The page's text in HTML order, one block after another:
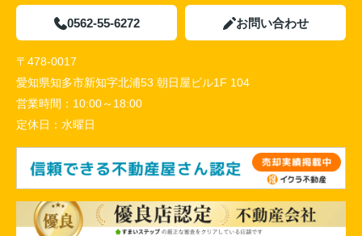
0562-55-6272 お問い合わせ
〒478-0017
愛知県知多市新知字北浦53 朝日屋ビル1F 104
営業時間： 10:00～18:00
定休日： 水曜日